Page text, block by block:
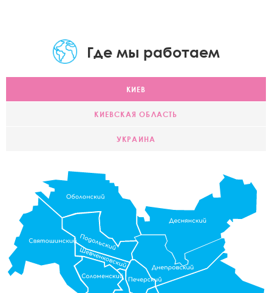
Где мы работаем
КИЕВ
КИЕВСКАЯ ОБЛАСТЬ
УКРАИНА